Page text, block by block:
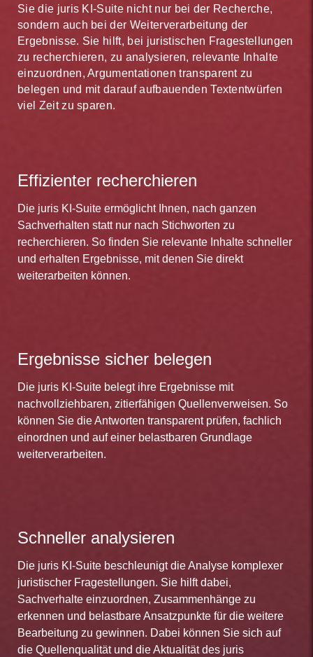
Sie die juris KI-Suite nicht nur bei der Recherche,
sondern auch bei der Weiterverarbeitung der
Ergebnisse. Sie hilft, bei juristischen Fragestellungen
zu recherchieren, zu analysieren, relevante Inhalte
einzuordnen, Argumentationen transparent zu
belegen und mit darauf aufbauenden Textentwürfen
viel Zeit zu sparen.
Effizienter recherchieren
Die juris KI-Suite ermöglicht Ihnen, nach ganzen
Sachverhalten statt nur nach Stichworten zu
recherchieren. So finden Sie relevante Inhalte schneller
und erhalten Ergebnisse, mit denen Sie direkt
weiterarbeiten können.
Ergebnisse sicher belegen
Die juris KI-Suite belegt ihre Ergebnisse mit
nachvollziehbaren, zitierfähigen Quellenverweisen. So
können Sie die Antworten transparent prüfen, fachlich
einordnen und auf einer belastbaren Grundlage
weiterverarbeiten.
Schneller analysieren
Die juris KI-Suite beschleunigt die Analyse komplexer
juristischer Fragestellungen. Sie hilft dabei,
Sachverhalte einzuordnen, Zusammenhänge zu
erkennen und belastbare Ansatzpunkte für die weitere
Bearbeitung zu gewinnen. Dabei können Sie sich auf
die Quellenqualität und die Aktualität des juris